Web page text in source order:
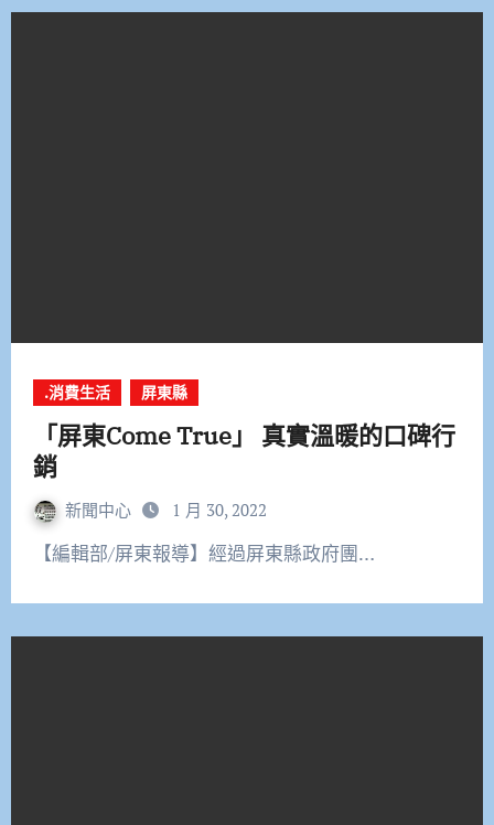
.消費生活 屏東縣
「屏東Come True」 真實溫暖的口碑行
銷
新聞中心 1 月 30, 2022
【編輯部/屏東報導】經過屏東縣政府團…